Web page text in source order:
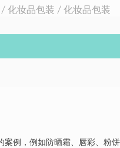
/ 化妆品包装 / 化妆品包装
案例，例如防晒霜、唇彩、粉